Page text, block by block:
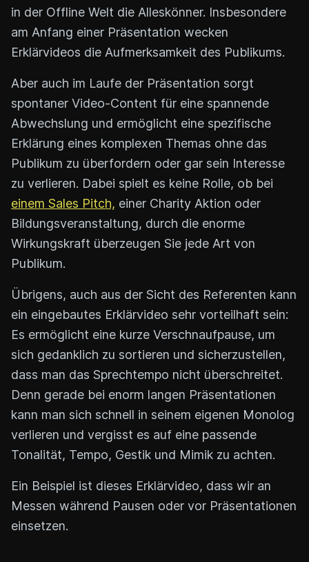
in der Offline Welt die Alleskönner. Insbesondere
am Anfang einer Präsentation wecken
Erklärvideos die Aufmerksamkeit des Publikums.
Aber auch im Laufe der Präsentation sorgt
spontaner Video-Content für eine spannende
Abwechslung und ermöglicht eine spezifische
Erklärung eines komplexen Themas ohne das
Publikum zu überfordern oder gar sein Interesse
zu verlieren. Dabei spielt es keine Rolle, ob bei
einem Sales Pitch, einer Charity Aktion oder
Bildungsveranstaltung, durch die enorme
Wirkungskraft überzeugen Sie jede Art von
Publikum.
Übrigens, auch aus der Sicht des Referenten kann
ein eingebautes Erklärvideo sehr vorteilhaft sein:
Es ermöglicht eine kurze Verschnaufpause, um
sich gedanklich zu sortieren und sicherzustellen,
dass man das Sprechtempo nicht überschreitet.
Denn gerade bei enorm langen Präsentationen
kann man sich schnell in seinem eigenen Monolog
verlieren und vergisst es auf eine passende
Tonalität, Tempo, Gestik und Mimik zu achten.
Ein Beispiel ist dieses Erklärvideo, dass wir an
Messen während Pausen oder vor Präsentationen
einsetzen.